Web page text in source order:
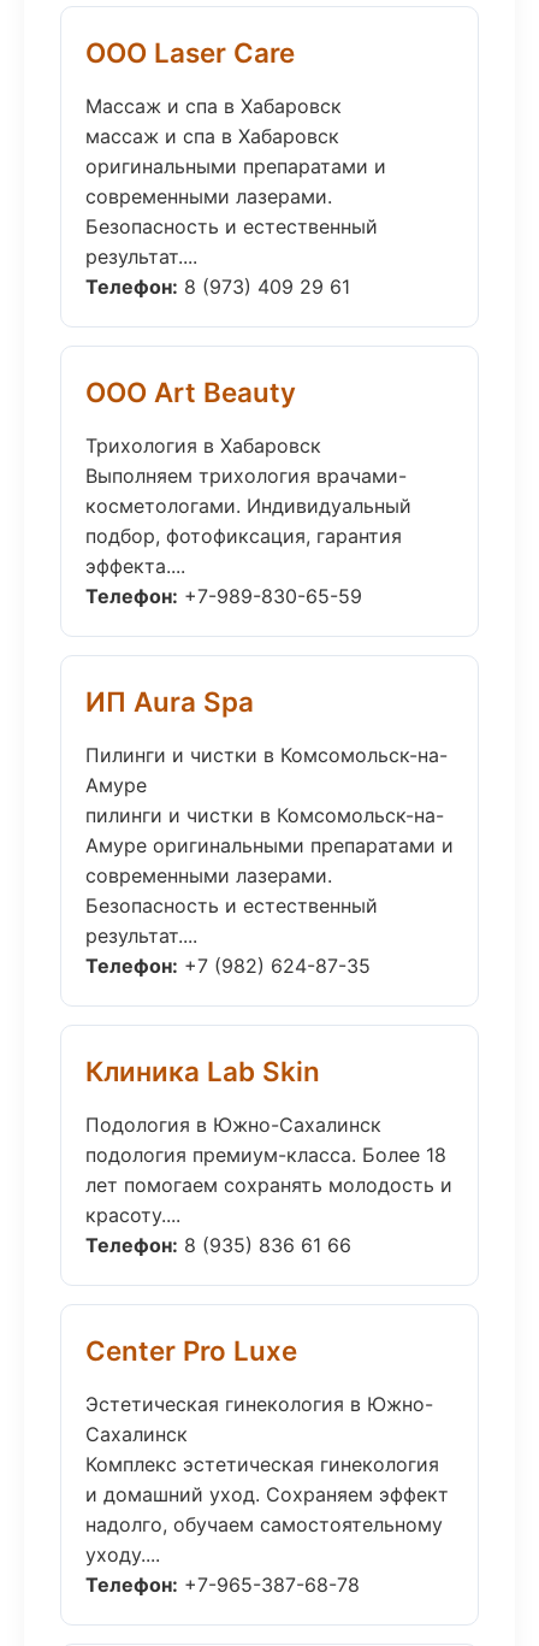
ООО Laser Care
Массаж и спа в Хабаровск
массаж и спа в Хабаровск
оригинальными препаратами и
современными лазерами.
Безопасность и естественный
результат....
Телефон: 8 (973) 409 29 61
ООО Art Beauty
Трихология в Хабаровск
Выполняем трихология врачами-
косметологами. Индивидуальный
подбор, фотофиксация, гарантия
эффекта....
Телефон: +7-989-830-65-59
ИП Aura Spa
Пилинги и чистки в Комсомольск-на-
Амуре
пилинги и чистки в Комсомольск-на-
Амуре оригинальными препаратами и
современными лазерами.
Безопасность и естественный
результат....
Телефон: +7 (982) 624-87-35
Клиника Lab Skin
Подология в Южно-Сахалинск
подология премиум-класса. Более 18
лет помогаем сохранять молодость и
красоту....
Телефон: 8 (935) 836 61 66
Center Pro Luxe
Эстетическая гинекология в Южно-
Сахалинск
Комплекс эстетическая гинекология
и домашний уход. Сохраняем эффект
надолго, обучаем самостоятельному
уходу....
Телефон: +7-965-387-68-78